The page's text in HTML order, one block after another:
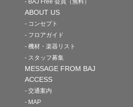
- BAJ Free 会員（無料）
ABOUT US
- コンセプト
- フロアガイド
- 機材・楽器リスト
- スタッフ募集
MESSAGE FROM BAJ
ACCESS
- 交通案内
- MAP